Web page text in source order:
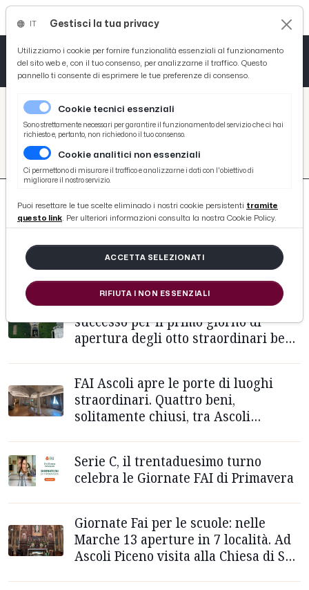
/ Picenotime
/ #giornate-fai
#GIORNATE-FAI
29 ARTICOLI
Giornate FAI di Primavera, grande
successo per il primo giorno di
apertura degli otto straordinari beni
FAI Ascoli apre le porte di luoghi
straordinari. Quattro beni,
solitamente chiusi, tra Ascoli
Serie C, il trentaduesimo turno
celebra le Giornate FAI di Primavera
Giornate Fai per le scuole: nelle
Marche 13 aperture in 7 località. Ad
Ascoli Piceno visita alla Chiesa di San
Gestisci la tua privacy
Utilizziamo i cookie per fornire funzionalità essenziali al funzionamento
del sito web e, con il tuo consenso, per analizzarne il traffico. Questo
pannello ti consente di esprimere le tue preferenze di consenso.
Cookie tecnici essenziali
Sono strettamente necessari per garantire il funzionamento del servizio che ci hai
richiesto e, pertanto, non richiedono il tuo consenso.
Cookie analitici non essenziali
Ci permettono di misurare il traffico e analizzarne i dati con l'obiettivo di
migliorare il nostro servizio.
Puoi resettare le tue scelte eliminado i nostri cookie persistenti tramite
questo link. Per ulteriori informazioni consulta la nostra Cookie Policy.
ACCETTA SELEZIONATI
RIFIUTA I NON ESSENZIALI
Tutto News
Tutto Sport
Basket
Ciclismo
Tutto Curiosità